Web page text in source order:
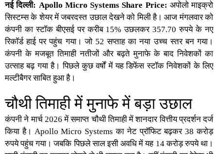
नई दिल्ली: Apollo Micro Systems Share Price: अपोलो माइक्रो
सिस्टम्स के शेयरमें जबरदस्त उछाल देखने को मिली है। आज मंगलवार को
कंपनी का स्टॉकबीएसईपर करीब 15% उछलकर 357.70 रुपये केनए
रिकॉर्ड हाई पर पहुंच गया। जो 52 सप्ताह का नया उच्च स्तर बन गया।
कंपनी के मजबूत तिमाही नतीजों और बढ़ते मुनाफे के बाद निवेशकों का
उत्साह बढ़ गया है। पिछले कुछ वर्षों में यहडिफेंस स्टॉकनिवेशकों के लिए
मल्टीबैगर साबित हुआ है।
चौथी तिमाही में मुनाफे में बड़ा उछाल
कंपनी ने मार्च 2026 में समाप्त चौथी तिमाही में शानदार वित्तीय प्रदर्शन दर्ज
किया है। Apollo Micro Systems का नेट प्रॉफिटबढ़कर 38 करोड़
रुपये पहुंच गया। जबकि पिछले साल इसी अवधि में यह 14 करोड़ रुपये था।